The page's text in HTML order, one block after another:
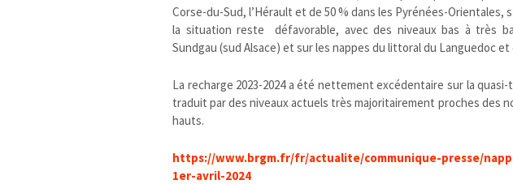
Décisions politiques et
Eau
Environnement
Études scientifiques
Logement
Corse-du-Sud, l’Hérault et de 50 % dans les Pyrénées-Orientales,
la situation reste défavorable, avec des niveaux bas à très
Sundgau (sud Alsace) et sur les nappes du littoral du Languedoc et
La recharge 2023-2024 a été nettement excédentaire sur la
traduit par des niveaux actuels très majoritairement proches des
hauts.
https://www.brgm.fr/fr/actualite/communique-presse/
1er-avril-2024